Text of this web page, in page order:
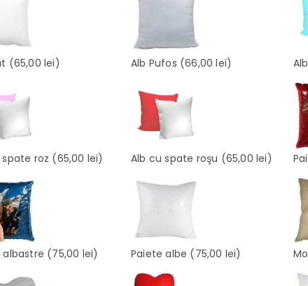
(65,00 lei) Alb Pufos (66,00 lei)
roz (65,00 lei) Alb cu spate roşu (65,00 lei)
albastre (75,00 lei) Paiete albe (75,00 lei)